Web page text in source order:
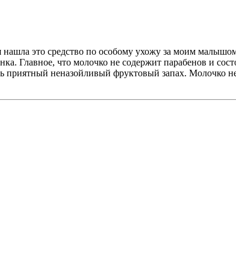
это средство по особому ухожу за моим
Главное, что молочко не содержит парабенов и
неназойливый фруктовый запах. Молочко